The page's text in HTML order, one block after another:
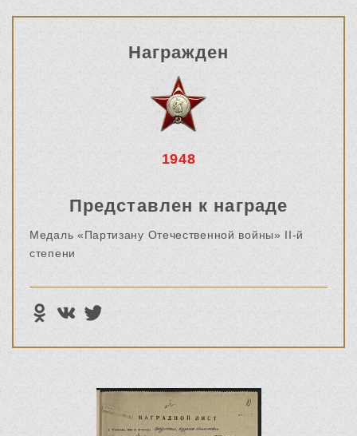
Награжден
1948
Представлен к награде
Медаль «Партизану Отечественной войны» II-й
степени